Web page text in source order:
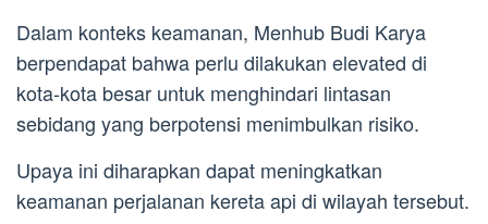
Dalam konteks keamanan, Menhub Budi Karya
berpendapat bahwa perlu dilakukan elevated di
kota-kota besar untuk menghindari lintasan
sebidang yang berpotensi menimbulkan risiko.
Upaya ini diharapkan dapat meningkatkan
keamanan perjalanan kereta api di wilayah tersebut.